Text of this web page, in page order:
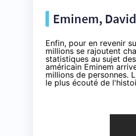
Eminem,
Enfin, pour en revenir
millions se rajoutent
statistiques au sujet
américain Eminem
millions de personnes.
le plus écouté de